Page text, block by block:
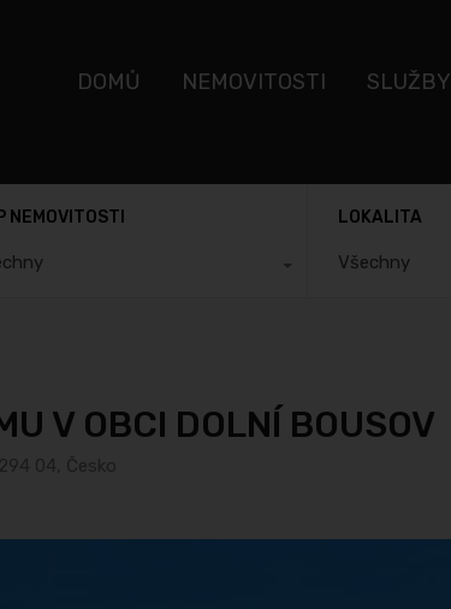
DOMŮ NEMOVITOSTI SLUŽBY
NEMOVITOSTI LOKALITA
Všechny
V OBCI DOLNÍ BOUSOV